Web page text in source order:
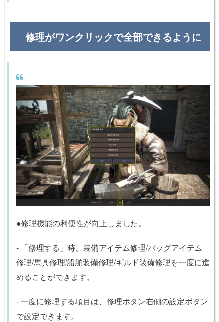
修理がワンクリックで全部できるように
●修理機能の利便性が向上しました。
- 「修理する」時、装備アイテム修理/バッグアイテム
修理/馬具修理/船舶装備修理/ギルド装備修理を一度に進
めることができます。
- 一度に修理する項目は、修理ボタン右側の設定ボタン
で設定できます。